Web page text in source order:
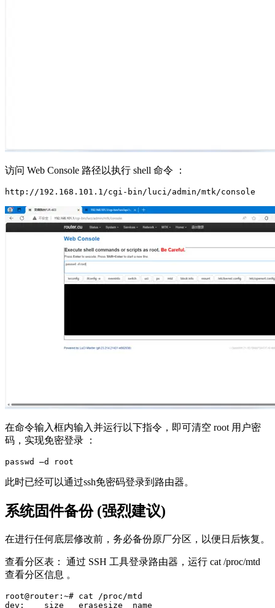
访问 Web Console 路径以执行 shell 命令 ：
http://192.168.101.1/cgi-bin/luci/admin/mtk/console
在命令输入框内输入并运行以下指令，即可清空 root 用户密
码，实现免密登录 ：
passwd –d root
此时已经可以通过ssh免密码登录到路由器。
系统固件备份 (强烈建议)
在进行任何底层修改前，务必备份原厂分区，以便日后恢复。
查看分区表： 通过 SSH 工具登录路由器，运行 cat /proc/mtd
查看分区信息 。
root@router:~# cat /proc/mtd
dev:    size   erasesize  name